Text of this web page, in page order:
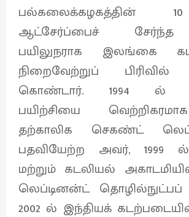
பல்கலைக்கழகத்தின்
ஆட்சேர்ப்பைச் சேர்ந்த
பயிலுநராக இலங்கை
நிறைவேற்றுப்
கொண்டார். 1994 ல்
பயிற்சியை
தற்காலிக செகண்ட்
பதவியேற்ற அவர், 1999
மற்றும் கடலியல்
லெப்டினன்ட் தொழில்நுட்பப்
2002 ல் இந்தியக்